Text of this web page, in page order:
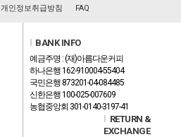
개인정보취급방침 FAQ
BANK INFO
예금주명 : (재)아름다운커피
하나은행 162-910004-55404
국민은행 873201-04-084485
신한은행 100-025-007609
농협중앙회 301-0140-3197-41
RETURN &
EXCHANGE